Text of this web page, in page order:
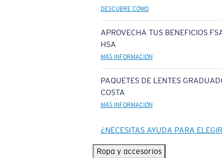
DESCUBRE CÓMO
APROVECHA TUS BENEFICIOS
HSA
MÁS INFORMACIÓN
PAQUETES DE LENTES
COSTA
MÁS INFORMACIÓN
¿NECESITAS AYUDA PARA
Ropa y accesorios